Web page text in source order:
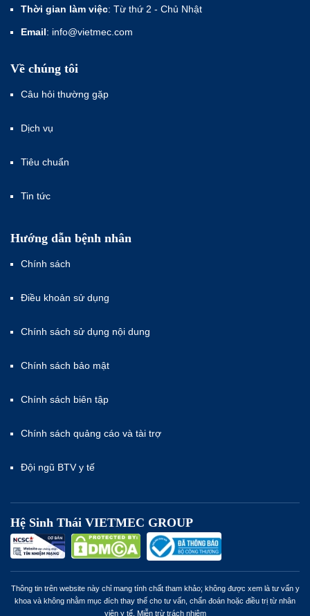
Thời gian làm việc: Từ thứ 2 - Chủ Nhật
Email: info@vietmec.com
Về chúng tôi
Câu hỏi thường gặp
Dịch vụ
Tiêu chuẩn
Tin tức
Hướng dẫn bệnh nhân
Chính sách
Điều khoản sử dụng
Chính sách sử dụng nội dung
Chính sách bảo mật
Chính sách biên tập
Chính sách quảng cáo và tài trợ
Đội ngũ BTV y tế
Hệ Sinh Thái VIETMEC GROUP
Thông tin trên website này chỉ mang tính chất tham khảo; không được xem là tư vấn y
khoa và không nhằm mục đích thay thế cho tư vấn, chẩn đoán hoặc điều trị từ nhân
viên y tế. Miễn trừ trách nhiệm